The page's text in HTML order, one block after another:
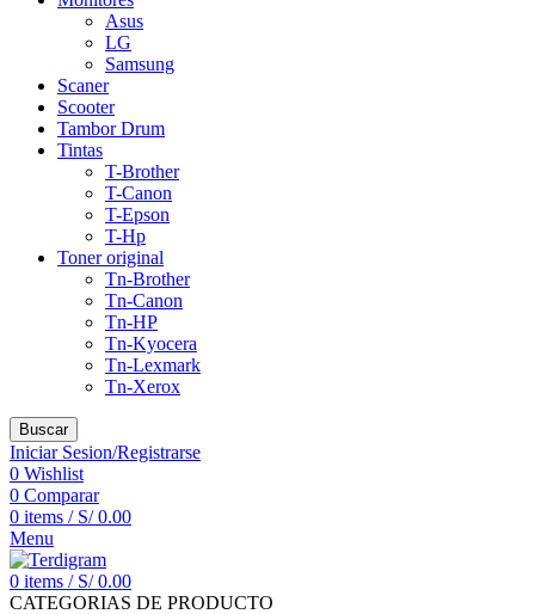
Asus
LG
Samsung
Scaner
Scooter
Tambor Drum
Tintas
T-Brother
T-Canon
T-Epson
T-Hp
Toner original
Tn-Brother
Tn-Canon
Tn-HP
Tn-Kyocera
Tn-Lexmark
Tn-Xerox
Buscar
Iniciar Sesion/Registrarse
0 Wishlist
0 Comparar
0 items / S/0.00
Menu
0 items / S/0.00
CATEGORIAS DE PRODUCTO